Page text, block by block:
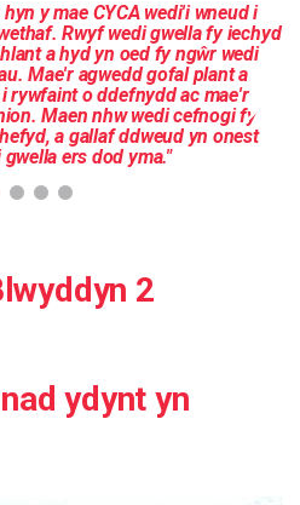
hyn ymae CYCA wedi'i wneudi
. Rwyf wedigwellafy iechyd
ahydyn oed fy ngŵr wedi
. Mae'r agweddgofal planta
irywfaint oddefnyddac mae'r
. Maen nhw wedicefnogify
hefyd, a gallafddweud yn onest
gwella ers dod yma."
2
ydynt yn